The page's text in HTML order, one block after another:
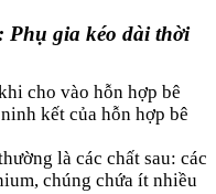
Phụ gia kéo dài thời
cho vào hỗn hợp bê
kết của hỗn hợp bê
là các chất sau: các
chúng chứa ít nhiều